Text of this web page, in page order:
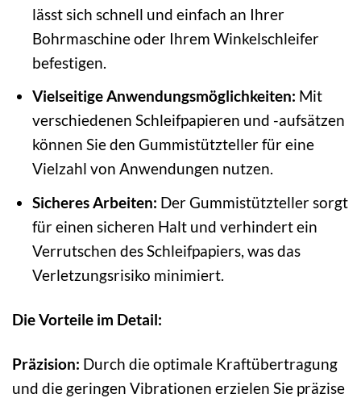
lässt sich schnell und einfach an Ihrer
Bohrmaschine oder Ihrem Winkelschleifer
befestigen.
Vielseitige Anwendungsmöglichkeiten: Mit
verschiedenen Schleifpapieren und -aufsätzen
können Sie den Gummistützteller für eine
Vielzahl von Anwendungen nutzen.
Sicheres Arbeiten: Der Gummistützteller sorgt
für einen sicheren Halt und verhindert ein
Verrutschen des Schleifpapiers, was das
Verletzungsrisiko minimiert.
Die Vorteile im Detail:
Präzision: Durch die optimale Kraftübertragung
und die geringen Vibrationen erzielen Sie präzise